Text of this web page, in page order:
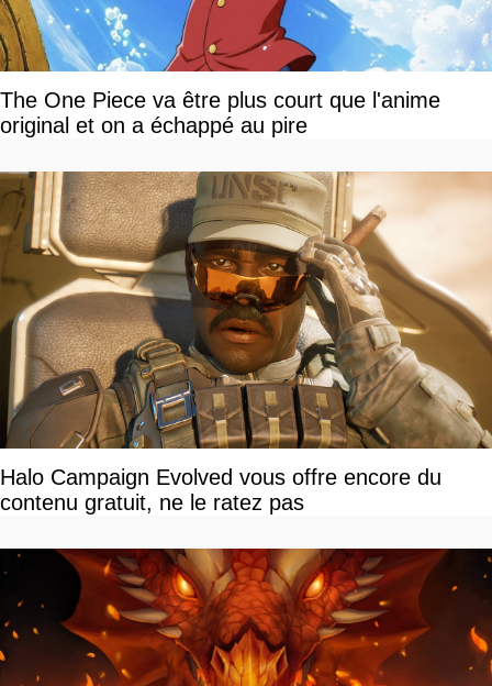
The One Piece va être plus court que l'anime
original et on a échappé au pire
Halo Campaign Evolved vous offre encore du
contenu gratuit, ne le ratez pas